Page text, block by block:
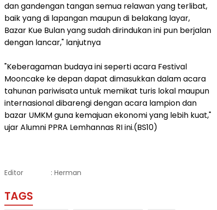
dan gandengan tangan semua relawan yang terlibat,
baik yang di lapangan maupun di belakang layar,
Bazar Kue Bulan yang sudah dirindukan ini pun berjalan
dengan lancar," lanjutnya
"Keberagaman budaya ini seperti acara Festival
Mooncake ke depan dapat dimasukkan dalam acara
tahunan pariwisata untuk memikat turis lokal maupun
internasional dibarengi dengan acara lampion dan
bazar UMKM guna kemajuan ekonomi yang lebih kuat,"
ujar Alumni PPRA Lemhannas RI ini.(BS10)
Editor : Herman
TAGS